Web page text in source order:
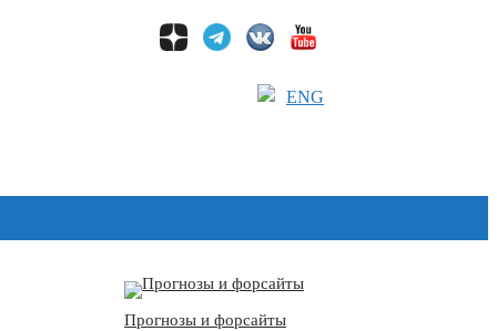
ENG
Прогнозы и форсайты